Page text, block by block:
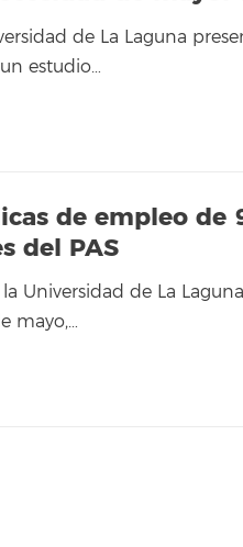
de La Laguna
estudio…
de empleo de
del PAS
Universidad de La
mayo,…